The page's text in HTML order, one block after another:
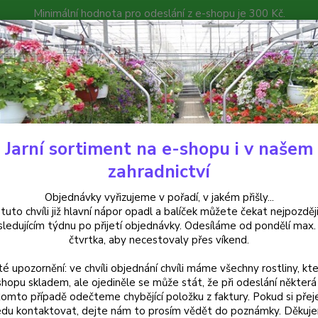
Minimální hodnota pro odeslání z e-shopu je 300 Kč.
můžete čekat nejpozději v následujícím týdnu po přijetí
Poradna Kontakty
Hledat
Bylinky a léčivky Borago officinalis-Brunták lékařský (Brunták lékařský) -
officinalis-Brunták
Jarní sortiment na e-shopu i v našem
zahradnictví
Objednávky vyřizujeme v pořadí, v jakém přišly...
chvíli již hlavní nápor opadl a balíček můžete čekat
týdnu po přijetí objednávky. Odesíláme od pondělí
čtvrtka, aby necestovaly přes víkend.
upozornění: ve chvíli objednání chvíli máme všechny rostliny,
skladem, ale ojediněle se může stát, že při odeslání některá
případě odečteme chybějící položku z faktury. Pokud si
kontaktovat, dejte nám to prosím vědět do poznámky.